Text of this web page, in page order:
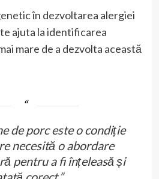
în dezvoltarea alergiei
ajuta la identificarea
mare de a dezvolta această
de porc este o condiție
necesită o abordare
pentru a fi înțeleasă și